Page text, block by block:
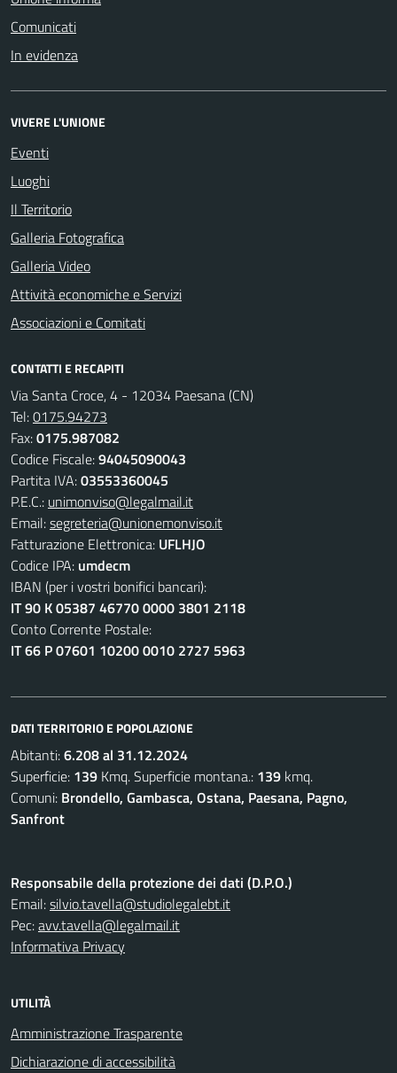
Comunicati
In evidenza
VIVERE L'UNIONE
Eventi
Luoghi
Il Territorio
Galleria Fotografica
Galleria Video
Attività economiche e Servizi
Associazioni e Comitati
CONTATTI E RECAPITI
Via Santa Croce, 4 - 12034 Paesana (CN)
Tel:0175.94273
Fax:0175.987082
Codice Fiscale:94045090043
Partita IVA:03553360045
P.E.C.: unimonviso@legalmail.it
Email:segreteria@unionemonviso.it
Fatturazione Elettronica: UFLHJO
Codice IPA: umdecm
IBAN (per i vostri bonifici bancari):
IT 90 K 05387 46770 0000 3801 2118
Conto Corrente Postale:
IT 66 P 07601 10200 0010 2727 5963
DATI TERRITORIO E POPOLAZIONE
Abitanti:6.208 al 31.12.2024
Superficie: 139 Kmq. Superficie montana.: 139 kmq.
Comuni: Brondello, Gambasca, Ostana, Paesana, Pagno,
Sanfront
Responsabile della protezione dei dati (D.P.O.)
Email:silvio.tavella@studiolegalebt.it
Pec:avv.tavella@legalmail.it
Informativa Privacy
UTILITÀ
Amministrazione Trasparente
Dichiarazione di accessibilità